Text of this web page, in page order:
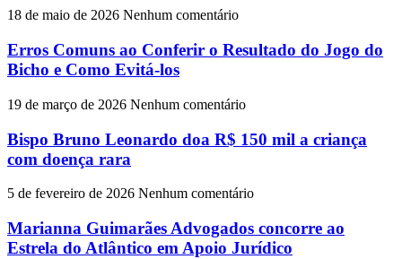
18 de maio de 2026 Nenhum comentário
Erros Comuns ao Conferir o Resultado do Jogo do
Bicho e Como Evitá-los
19 de março de 2026 Nenhum comentário
Bispo Bruno Leonardo doa R$ 150 mil a criança
com doença rara
5 de fevereiro de 2026 Nenhum comentário
Marianna Guimarães Advogados concorre ao
Estrela do Atlântico em Apoio Jurídico